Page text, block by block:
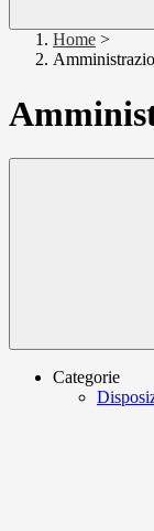
Home >
Categorie